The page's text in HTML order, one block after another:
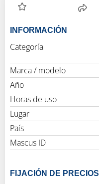
INFORMACIÓN
Categoría
Marca / modelo
Año
Horas de uso
Lugar
País
Mascus ID
FIJACIÓN DE PRECIOS